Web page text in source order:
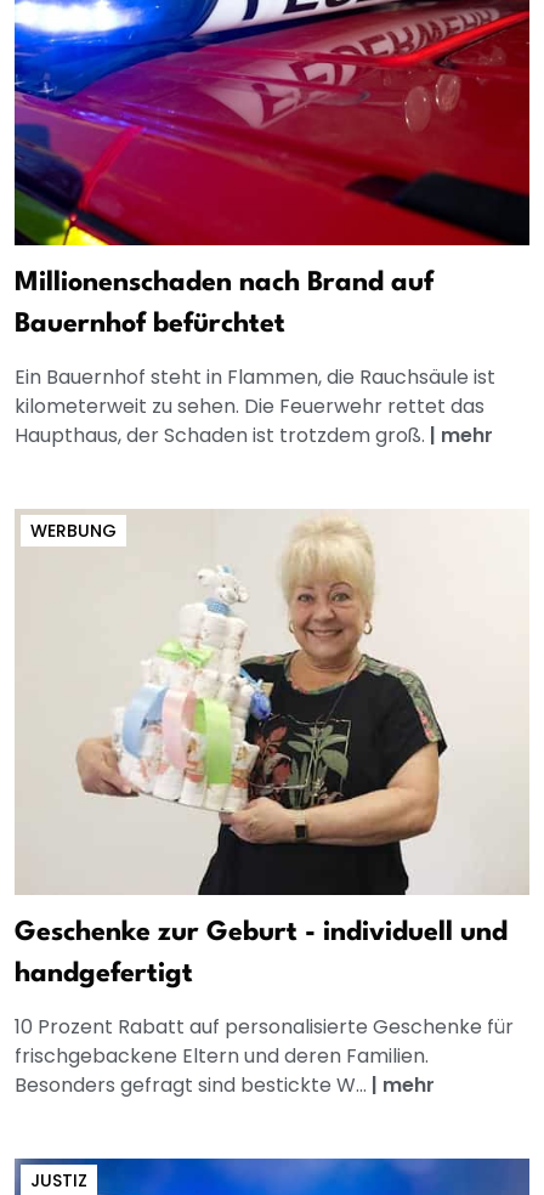
Millionenschaden nach Brand auf
Bauernhof befürchtet
Ein Bauernhof steht in Flammen, die Rauchsäule ist
kilometerweit zu sehen. Die Feuerwehr rettet das
Haupthaus, der Schaden ist trotzdem groß. | mehr
WERBUNG
Geschenke zur Geburt - individuell und
handgefertigt
10 Prozent Rabatt auf personalisierte Geschenke für
frischgebackene Eltern und deren Familien.
Besonders gefragt sind bestickte W... | mehr
JUSTIZ